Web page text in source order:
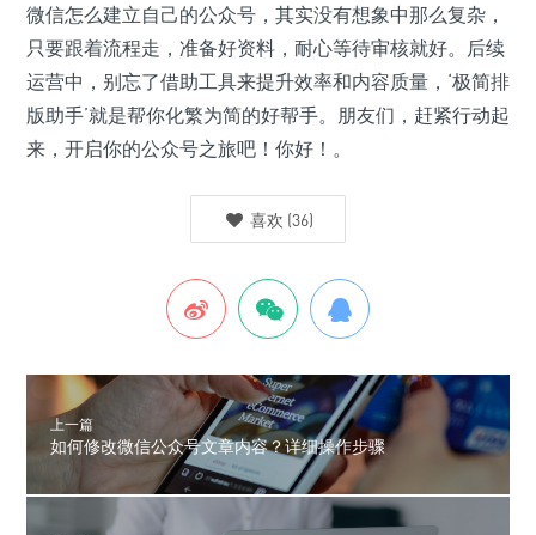
微信怎么建立自己的公众号，其实没有想象中那么复杂，
只要跟着流程走，准备好资料，耐心等待审核就好。后续
运营中，别忘了借助工具来提升效率和内容质量，‘极简排
版助手’就是帮你化繁为简的好帮手。朋友们，赶紧行动起
来，开启你的公众号之旅吧！你好！。
喜欢 (36)
上一篇
如何修改微信公众号文章内容？详细操作步骤